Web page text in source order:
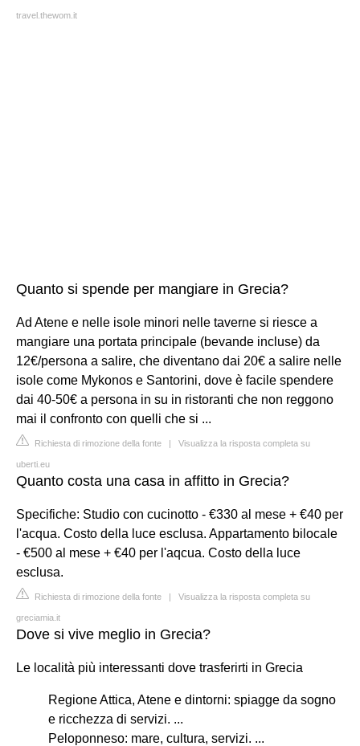
travel.thewom.it
Quanto si spende per mangiare in Grecia?
Ad Atene e nelle isole minori nelle taverne si riesce a
mangiare una portata principale (bevande incluse) da
12€/persona a salire, che diventano dai 20€ a salire nelle
isole come Mykonos e Santorini, dove è facile spendere
dai 40-50€ a persona in su in ristoranti che non reggono
mai il confronto con quelli che si ...
Richiesta di rimozione della fonte | Visualizza la risposta completa su
uberti.eu
Quanto costa una casa in affitto in Grecia?
Specifiche: Studio con cucinotto - €330 al mese + €40 per
l'acqua. Costo della luce esclusa. Appartamento bilocale
- €500 al mese + €40 per l'aqcua. Costo della luce
esclusa.
Richiesta di rimozione della fonte | Visualizza la risposta completa su
greciamia.it
Dove si vive meglio in Grecia?
Le località più interessanti dove trasferirti in Grecia
Regione Attica, Atene e dintorni: spiagge da sogno
e ricchezza di servizi. ...
Peloponneso: mare, cultura, servizi. ...